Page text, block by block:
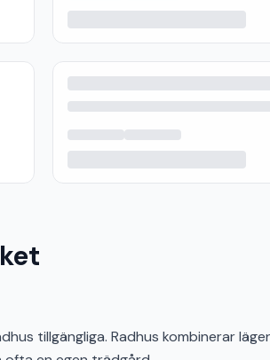
tillgängliga. Radhus kombinerar